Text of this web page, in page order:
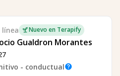
línea Nuevo en Terapify
Gualdron Morantes
- conductualhelp